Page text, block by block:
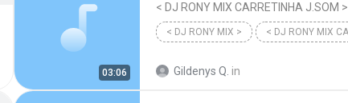
03:06
< DJ RONY MIX CARRETINHA J.SOM >
< DJ RONY MIX >
Gildenys Q. in